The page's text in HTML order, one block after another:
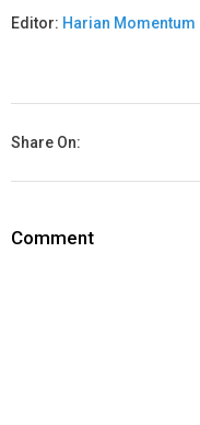
Editor: Harian Momentum
Share On:
Comment